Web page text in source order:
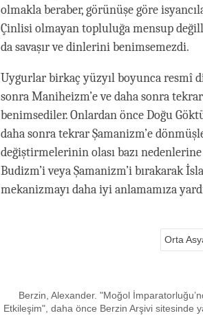
olmakla beraber, görünüşe göre
Çinlisi olmayan topluluğa mensup
da savaşır ve dinlerini benimsemezdi.
Uygurlar birkaç yüzyıl boyunca resmî
sonra Maniheizm’e ve daha sonra
benimsediler. Onlardan önce Doğu
daha sonra tekrar Şamanizm’e
değiştirmelerinin olası bazı
Budizm’i veya Şamanizm’i bırakarak
mekanizmayı daha iyi anlamamıza
Orta
Berzin, Alexander. "Moğol
Etkileşim", daha önce Berzin Arşivi sitesinde